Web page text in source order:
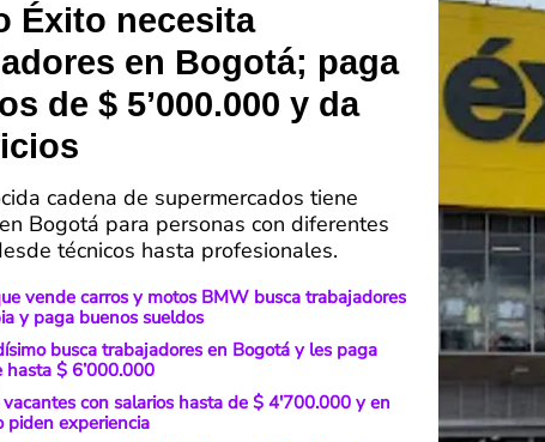
Éxito necesita
en Bogotá; paga
de $ 5’000.000 y da
cadena de supermercados tiene
Bogotá para personas con diferentes
técnicos hasta profesionales.
vende carros y motos BMW busca trabajadores
y paga buenos sueldos
busca trabajadores en Bogotá y les paga
hasta $ 6’000.000
con salarios hasta de $ 4'700.000 y en
piden experiencia